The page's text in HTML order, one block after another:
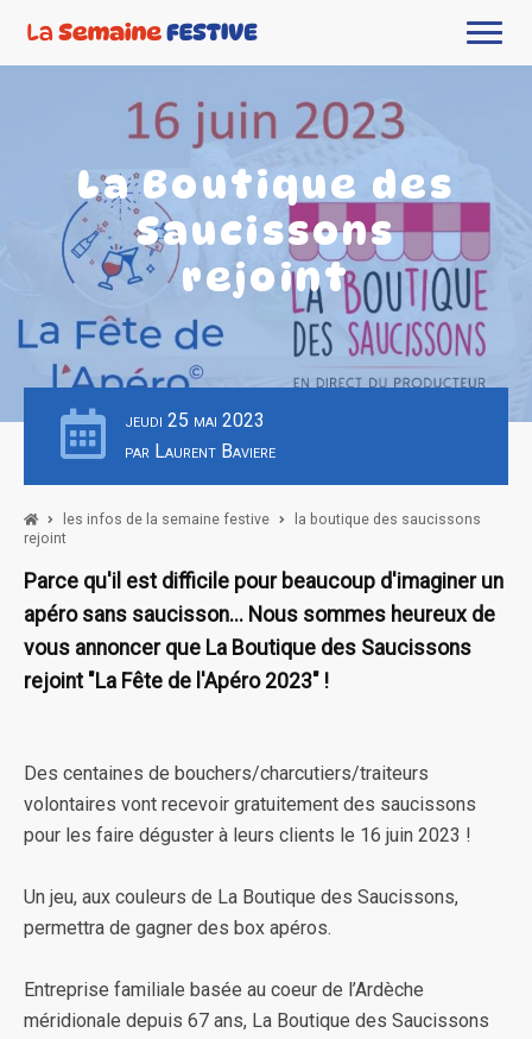
La Boutique des
Saucissons
rejoint
jeudi 25 mai 2023
par Laurent Baviere
les infos de la semaine festive
la boutique des saucissons
rejoint
Parce qu'il est difficile pour beaucoup d'imaginer un
apéro sans saucisson... Nous sommes heureux de
vous annoncer que La Boutique des Saucissons
rejoint "La Fête de l'Apéro 2023" !
Des centaines de bouchers/charcutiers/traiteurs
volontaires vont recevoir gratuitement des saucissons
pour les faire déguster à leurs clients le 16 juin 2023 !
Un jeu, aux couleurs de La Boutique des Saucissons,
permettra de gagner des box apéros.
Entreprise familiale basée au coeur de l’Ardèche
méridionale depuis 67 ans, La Boutique des Saucissons